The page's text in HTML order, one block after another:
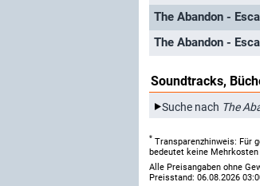
The Abandon -
The Abandon -
Soundtracks,
Suche nach The
* Transparenzhinweis: Für
bedeutet keine
Alle Preisangaben ohne
Preisstand: 06.08.2026